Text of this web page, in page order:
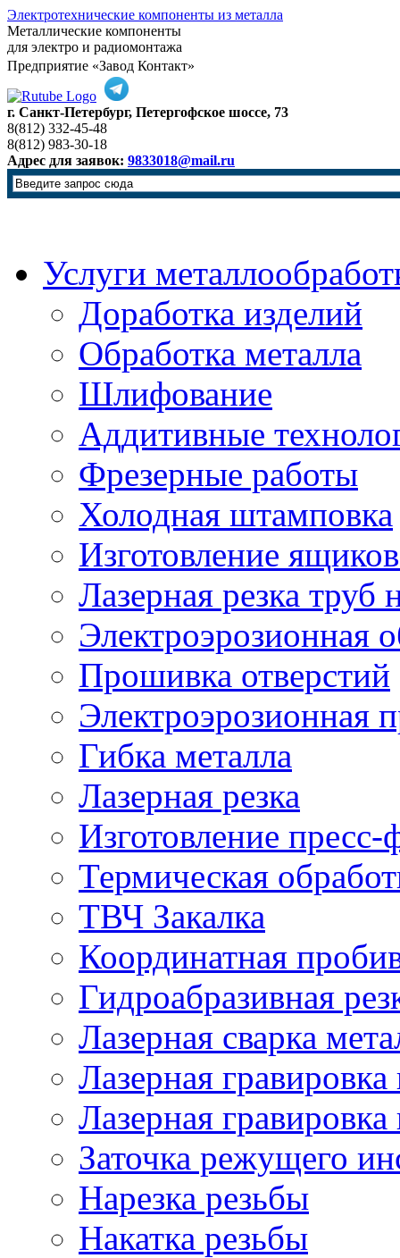
Электротехнические компоненты из металла
Металлические компоненты
для электро и радиомонтажа
Предприятие «Завод Контакт»
г. Санкт-Петербург, Петергофское шоссе, 73
8(812) 332-45-48
8(812) 983-30-18
Адрес для заявок: 9833018@mail.ru
Услуги
Доработка изделий
Обработка металла
Шлифование
Аддитивные
Фрезерные работы
Холодная штамповка
Изготовление
Лазерная резка труб
Электроэрозионная
Прошивка отверстий
Электроэрозионная
Гибка металла
Лазерная резка
Изготовление
Термическая
ТВЧ Закалка
Координатная
Гидроабразивная
Лазерная сварка
Лазерная гравировка
Лазерная
Заточка режущего
Нарезка резьбы
Накатка резьбы